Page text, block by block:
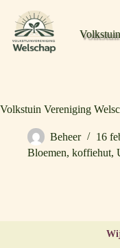
Volkstuin Vereniging
Beheer
16
Bloemen, koffiehut,